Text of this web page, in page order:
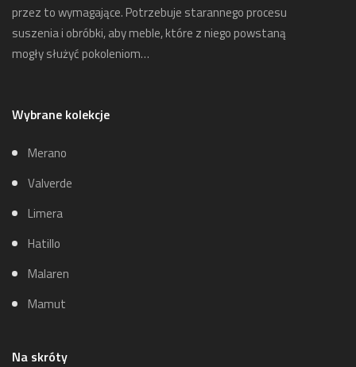
przez to wymagające. Potrzebuje starannego procesu
suszenia i obróbki, aby meble, które z niego powstaną
mogły służyć pokoleniom…
Wybrane kolekcje
Merano
Valverde
Limera
Hatillo
Malaren
Mamut
Na skróty